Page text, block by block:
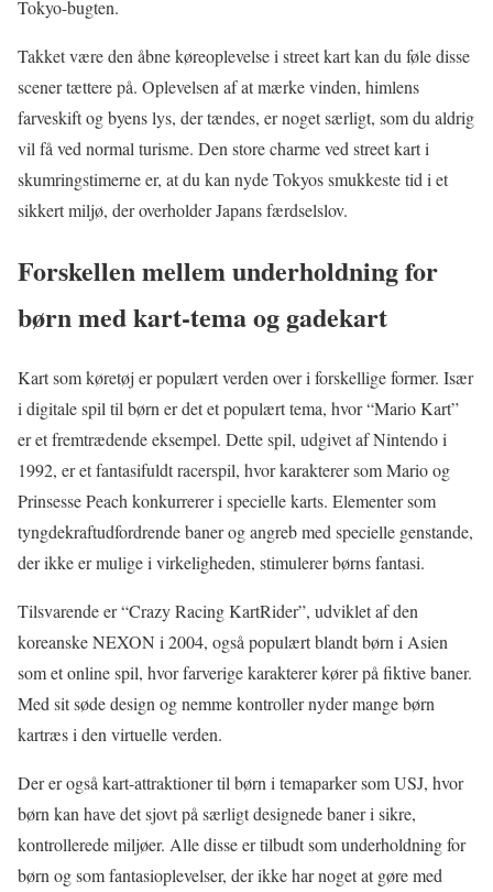
Tokyo-bugten.
Takket være den åbne køreoplevelse i street kart kan du føle disse
scener tættere på. Oplevelsen af at mærke vinden, himlens
farveskift og byens lys, der tændes, er noget særligt, som du aldrig
vil få ved normal turisme. Den store charme ved street kart i
skumringstimerne er, at du kan nyde Tokyos smukkeste tid i et
sikkert miljø, der overholder Japans færdselslov.
Forskellen mellem underholdning for
børn med kart-tema og gadekart
Kart som køretøj er populært verden over i forskellige former. Især
i digitale spil til børn er det et populært tema, hvor “Mario Kart”
er et fremtrædende eksempel. Dette spil, udgivet af Nintendo i
1992, er et fantasifuldt racerspil, hvor karakterer som Mario og
Prinsesse Peach konkurrerer i specielle karts. Elementer som
tyngdekraftudfordrende baner og angreb med specielle genstande,
der ikke er mulige i virkeligheden, stimulerer børns fantasi.
Tilsvarende er “Crazy Racing KartRider”, udviklet af den
koreanske NEXON i 2004, også populært blandt børn i Asien
som et online spil, hvor farverige karakterer kører på fiktive baner.
Med sit søde design og nemme kontroller nyder mange børn
kartræs i den virtuelle verden.
Der er også kart-attraktioner til børn i temaparker som USJ, hvor
børn kan have det sjovt på særligt designede baner i sikre,
kontrollerede miljøer. Alle disse er tilbudt som underholdning for
børn og som fantasioplevelser, der ikke har noget at gøre med